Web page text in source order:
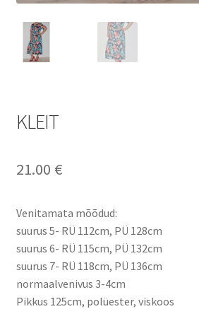
KLEIT
21.00 €
Venitamata mõõdud:
suurus 5- RÜ 112cm, PÜ 128cm
suurus 6- RÜ 115cm, PÜ 132cm
suurus 7- RÜ 118cm, PÜ 136cm
normaalvenivus 3-4cm
Pikkus 125cm, polüester, viskoos